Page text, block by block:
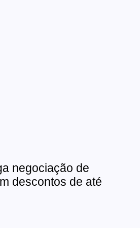
negociação de
descontos de até